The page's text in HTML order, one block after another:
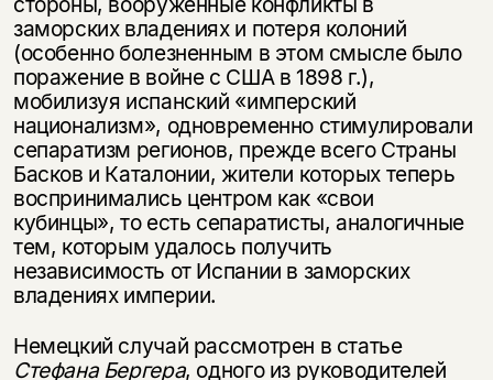
заморских владениях и потеря колоний
(особенно болезненным в этом смысле было
поражение в войне с США в 1898 г.),
мобилизуя испанский «имперский
национализм», одновременно стимулировали
сепаратизм регионов, прежде всего Страны
Басков и Каталонии, жители которых теперь
воспринимались центром как «свои
кубинцы», то есть сепаратисты, аналогичные
тем, которым удалось получить
независимость от Испании в заморских
владениях империи.
Немецкий случай рассмотрен в статье
Стефана Бергера, одного из руководителей